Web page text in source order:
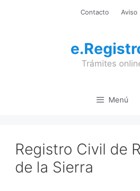
Contacto Aviso
Trámites
Menú
Registro Civil de
de la Sierra